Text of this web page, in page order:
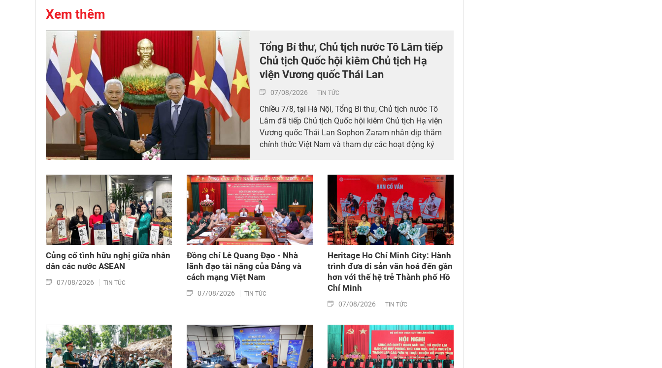
Xem thêm
Tổng Bí thư, Chủ tịch nước Tô Lâm tiếp
Chủ tịch Quốc hội kiêm Chủ tịch Hạ
viện Vương quốc Thái Lan
07/08/2026 TIN TỨC
Chiều 7/8, tại Hà Nội, Tổng Bí thư, Chủ tịch nước Tô
Lâm đã tiếp Chủ tịch Quốc hội kiêm Chủ tịch Hạ viện
Vương quốc Thái Lan Sophon Zaram nhân dịp thăm
chính thức Việt Nam và tham dự các hoạt động kỷ
Củng cố tình hữu nghị giữa nhân
dân các nước ASEAN
07/08/2026 TIN TỨC
Đồng chí Lê Quang Đạo - Nhà
lãnh đạo tài năng của Đảng và
cách mạng Việt Nam​
07/08/2026 TIN TỨC
Heritage Ho Chí Minh City: Hành
trình đưa di sản văn hoá đến gần
hơn với thế hệ trẻ Thành phố Hồ
Chí Minh
07/08/2026 TIN TỨC